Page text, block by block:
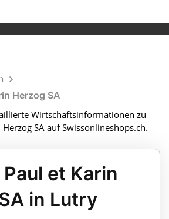
Herzog SA
Wirtschaftsinformationen zu
SA auf Swissonlineshops.ch.
et Karin
in Lutry